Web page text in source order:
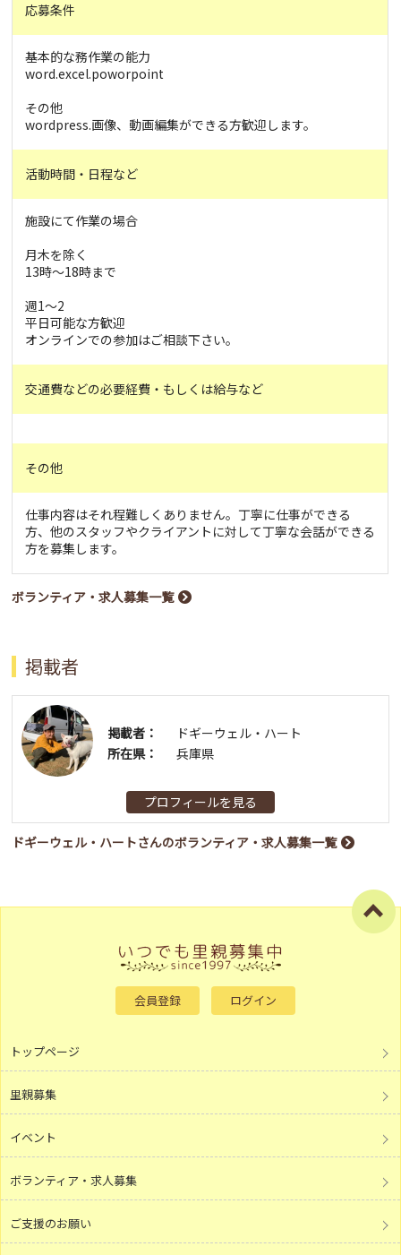
応募条件
基本的な務作業の能力
word.excel.poworpoint
その他
wordpress.画像、動画編集ができる方歓迎します。
活動時間・日程など
施設にて作業の場合
月木を除く
13時〜18時まで
週1〜2
平日可能な方歓迎
オンラインでの参加はご相談下さい。
交通費などの必要経費・もしくは給与など
その他
仕事内容はそれ程難しくありません。丁寧に仕事ができる
方、他のスタッフやクライアントに対して丁寧な会話ができる
方を募集します。
ボランティア・求人募集一覧
掲載者
掲載者：
ドギーウェル・ハート
所在県：
兵庫県
プロフィールを見る
ドギーウェル・ハートさんのボランティア・求人募集一覧
会員登録 ログイン
トップページ
里親募集
イベント
ボランティア・求人募集
ご支援のお願い